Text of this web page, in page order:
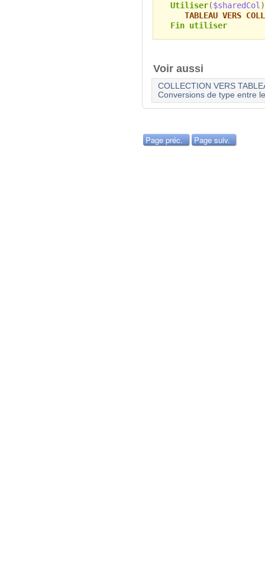
Utiliser($sharedCol)
TABLEAU VERS
Fin utiliser
Voir aussi
COLLECTION VERS
Conversions de type entre
Page préc. Page suiv.